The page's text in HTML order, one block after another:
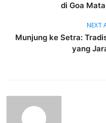
di Goa
NEXT
Munjung ke Setra:
yang